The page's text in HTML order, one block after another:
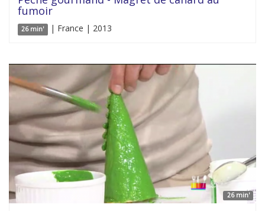
fumoir
26 min' | France | 2013
26 min'